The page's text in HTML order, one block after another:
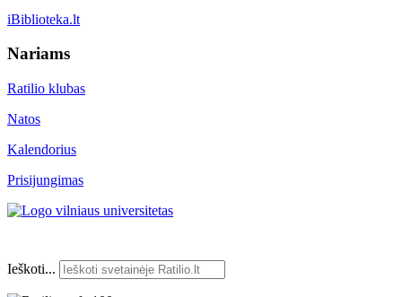
iBiblioteka.lt
Nariams
Ratilio klubas
Natos
Kalendorius
Prisijungimas
Ieškoti...